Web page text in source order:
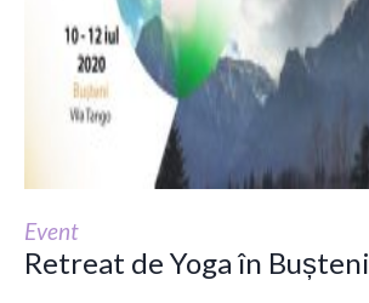
Event
Retreat de Yoga în Bușteni